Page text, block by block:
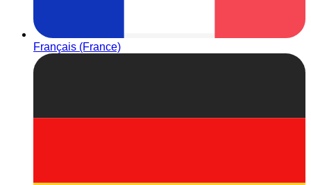
Français (France)